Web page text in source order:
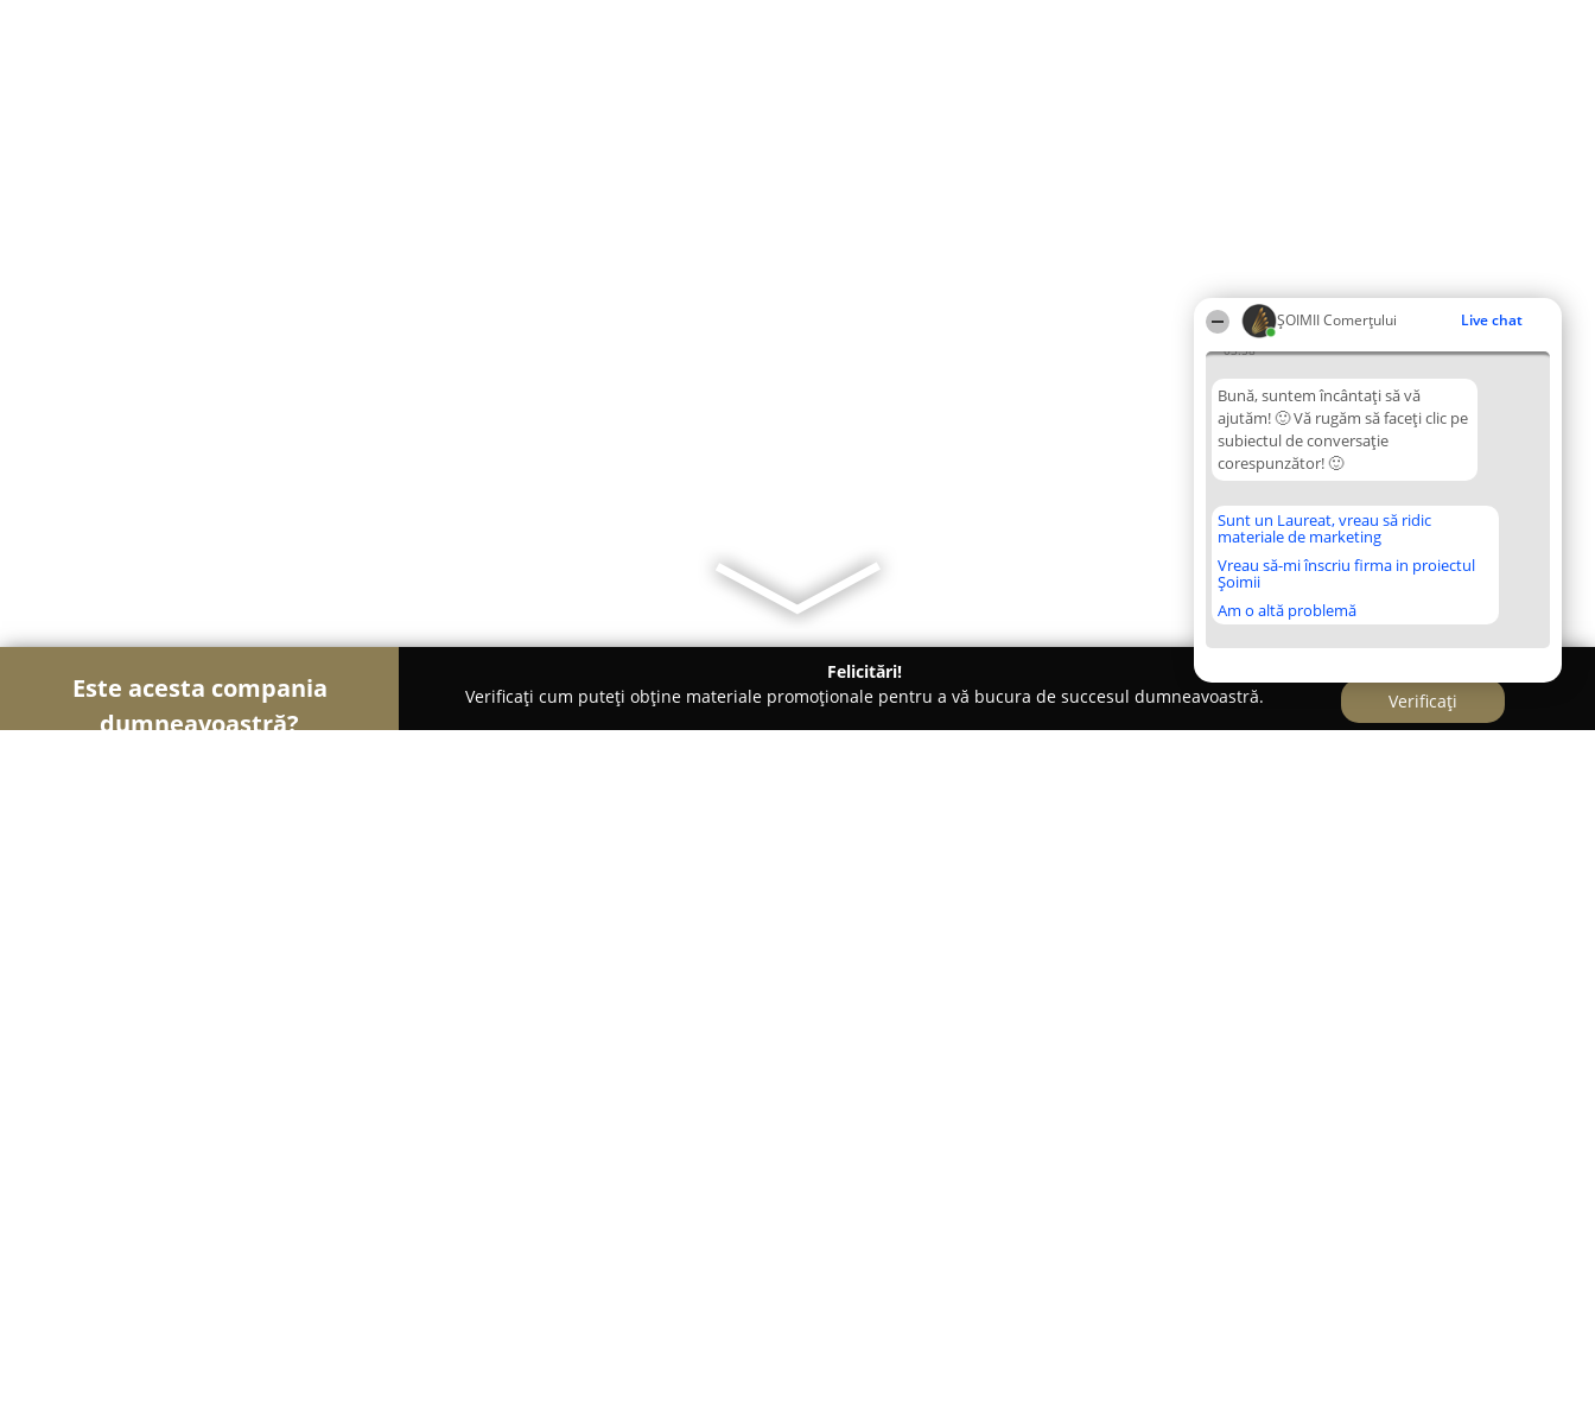
ȘOIMII Comerțului Live chat
03:58
Bună, suntem încântați să vă
ajutăm! 🙂 Vă rugăm să faceți clic pe
subiectul de conversație
corespunzător! 🙂
Sunt un Laureat, vreau să ridic
materiale de marketing
Vreau să-mi înscriu firma in proiectul
Șoimii
Am o altă problemă
Este acesta compania
dumneavoastră?
Felicitări!
Verificați cum puteți obține materiale promoționale pentru a vă bucura de succesul dumneavoastră.
Verificați